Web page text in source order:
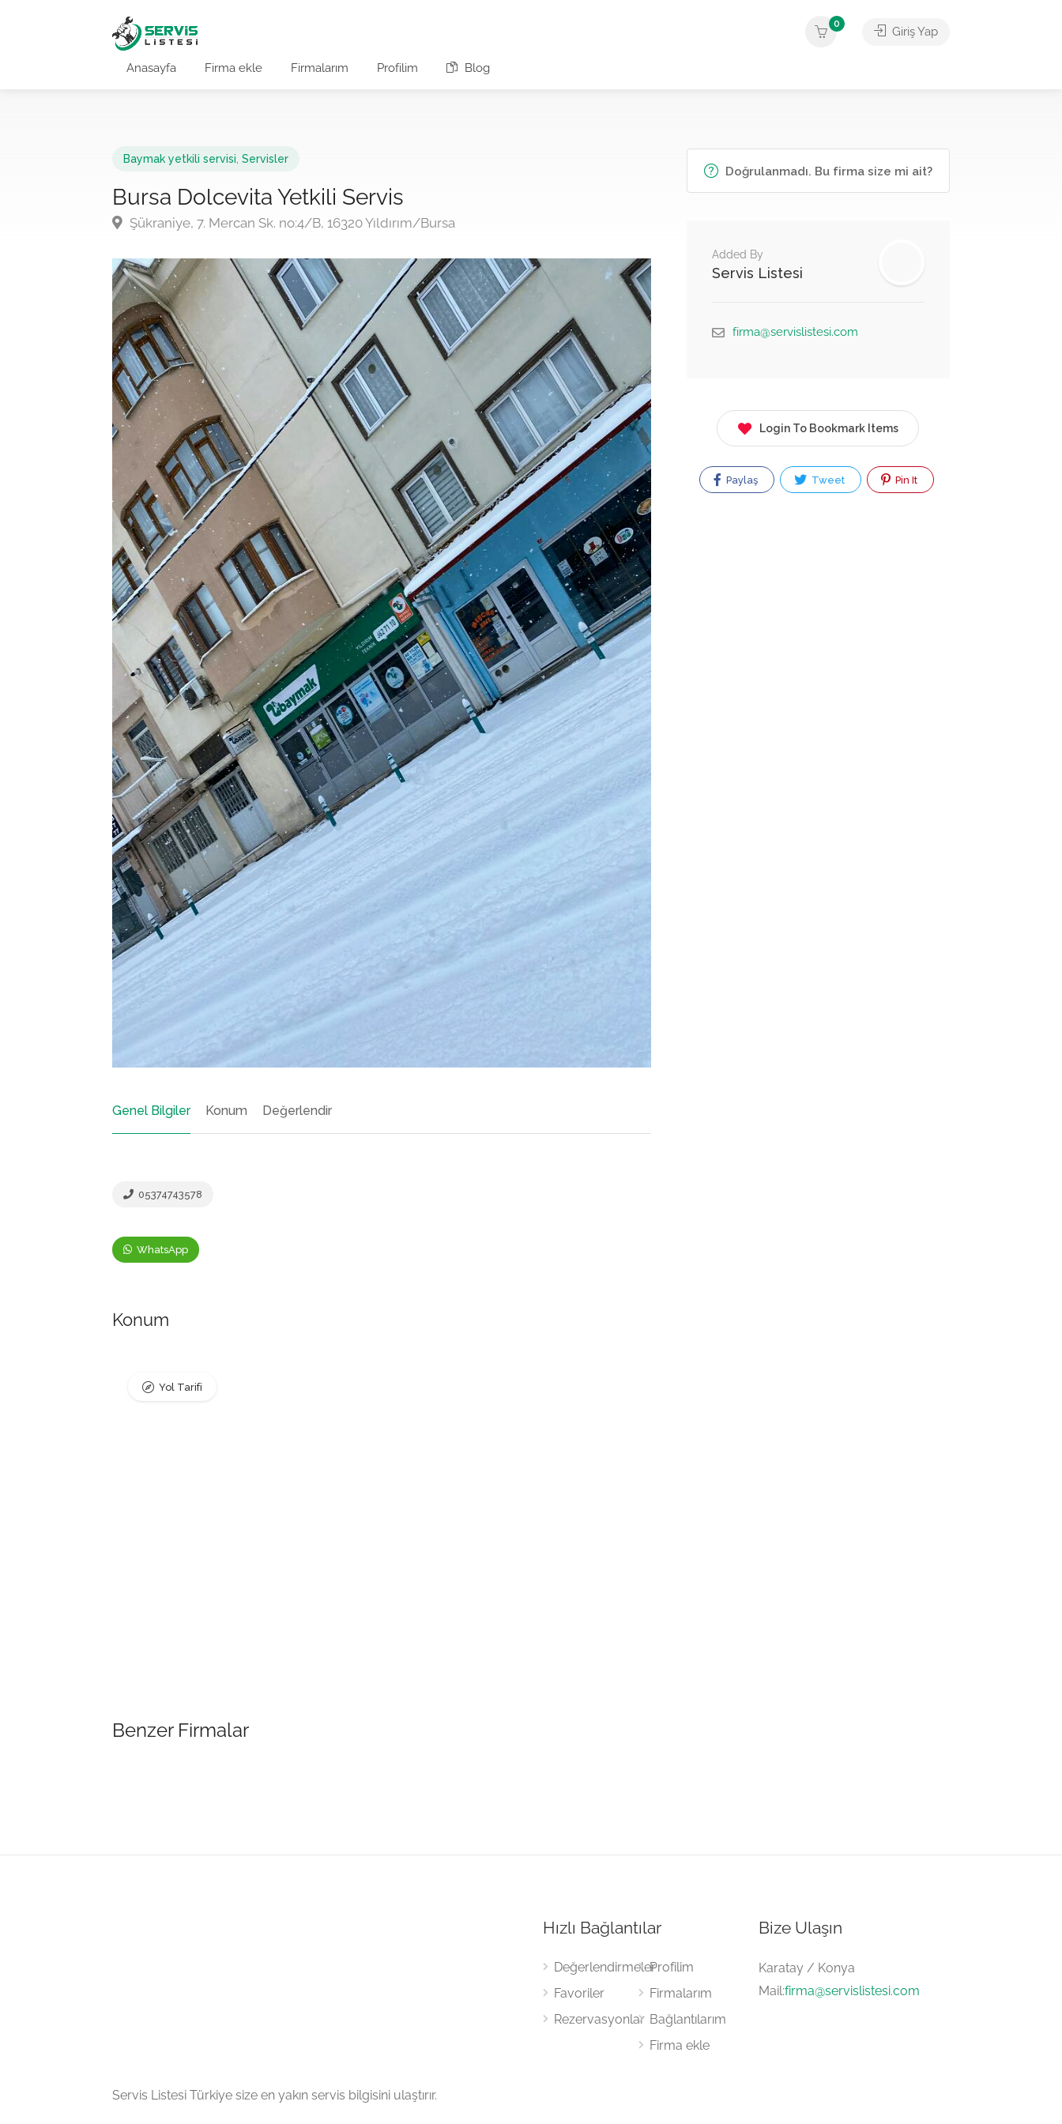
Anasayfa Firma ekle Firmalarım Profilim Blog
0
Giriş Yap
Baymak yetkili servisi Servisler
Bursa Dolcevita Yetkili Servis
Şükraniye, 7. Mercan Sk. no:4/B, 16320 Yıldırım/Bursa
Genel Bilgiler Konum Değerlendir
05374743578
WhatsApp
Konum
Yol Tarifi
Benzer Firmalar
Doğrulanmadı. Bu firma size mi ait?
Added By
Servis Listesi
firma@servislistesi.com
Login To Bookmark Items
Paylaş Tweet Pin It
Servis Listesi Türkiye size en yakın servis bilgisini ulaştırır.
Hızlı Bağlantılar
Değerlendirmeler
Favoriler
Rezervasyonlar
Profilim
Firmalarım
Bağlantılarım
Firma ekle
Bize Ulaşın
Karatay / Konya
Mail:firma@servislistesi.com